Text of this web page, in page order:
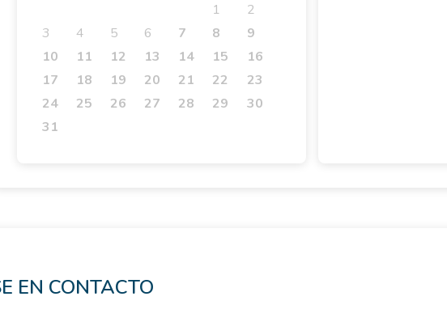
1
2
3
4 5 6 7 8
9
10
11 12 13 14 15
16
17
18 19 20 21 22
23
24
25 26 27 28 29
30
31
EN CONTACTO